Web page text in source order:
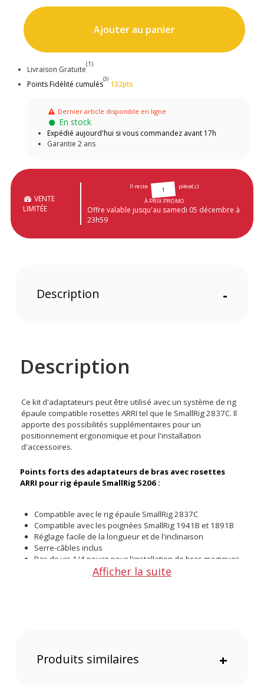
Ajouter au panier
Livraison Gratuite
(1)
Points Fidélité cumulés
(3)
132pts
Dernier article disponible en ligne
En stock
Expédié aujourd'hui si vous commandez avant 17h
Garantie 2 ans
VENTE
LIMITÉE
Il reste 1
pièce(s)
À PRIX PROMO
Offre valable jusqu'au samedi 05 décembre à
23h59
Description -
Description
Ce kit d'adaptateurs peut être utilisé avec un système de rig
épaule compatible rosettes ARRI tel que le SmallRig 2837C. Il
apporte des possibilités supplémentaires pour un
positionnement ergonomique et pour l'installation
d'accessoires.
Points forts des adaptateurs de bras avec rosettes
ARRI pour rig épaule SmallRig 5206 :
Compatible avec le rig épaule SmallRig 2837C
Compatible avec les poignées SmallRig 1941B et 1891B
Réglage facile de la longueur et de l'inclinaison
Serre-câbles inclus
Pas de vis 1/4 pouce pour l'installation de bras magiques
Afficher la suite
Produits similaires +